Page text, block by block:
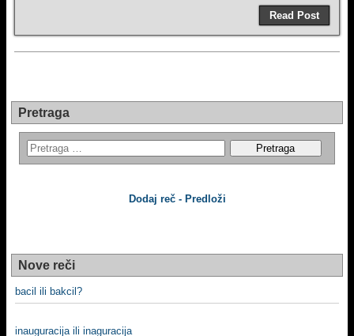
Read Post
Pretraga
Dodaj reč - Predloži
Nove reči
bacil ili bakcil?
inauguracija ili inaguracija